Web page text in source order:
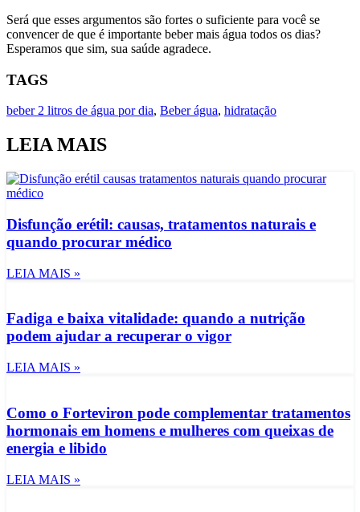
Será que esses argumentos são fortes o suficiente para você se
convencer de que é importante beber mais água todos os dias?
Esperamos que sim, sua saúde agradece.
TAGS
beber 2 litros de água por dia, Beber água, hidratação
LEIA MAIS
Disfunção erétil: causas, tratamentos naturais e
quando procurar médico
LEIA MAIS »
Fadiga e baixa vitalidade: quando a nutrição
podem ajudar a recuperar o vigor
LEIA MAIS »
Como o Forteviron pode complementar tratamentos
hormonais em homens e mulheres com queixas de
energia e libido
LEIA MAIS »